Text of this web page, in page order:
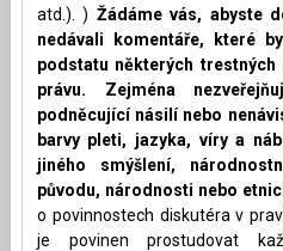
atd.). ) Žádáme vás, abyste
nedávali komentáře, které
podstatu některých
právu. Zejména
podněcující násilí nebo
barvy pleti, jazyka, víry a
jiného smýšlení,
původu, národnosti nebo
o povinnostech diskutéra v
je povinen prostudovat